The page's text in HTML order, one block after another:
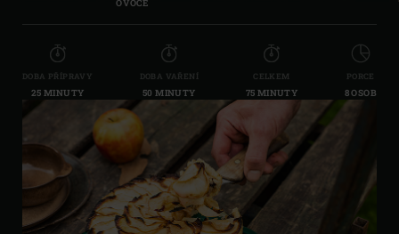
OVOCE
DOBA PŘÍPRAVY
25 MINUTY
DOBA VAŘENÍ
50 MINUTY
CELKEM
75 MINUTY
PORCE
8 OSOB